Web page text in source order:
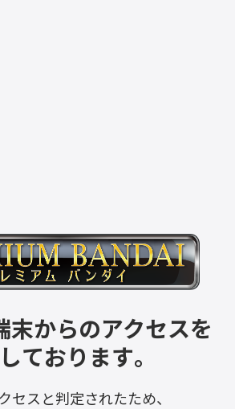
末からのアクセスを
ております。
セスと判定されたため、